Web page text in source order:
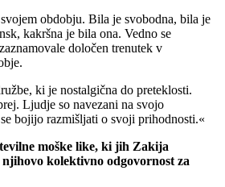
obdobju. Bila je svobodna, bila je
kakršna je bila ona. Vedno se
določen trenutek v
ki je nostalgična do preteklosti.
Ljudje so navezani na svojo
bojijo razmišljati o svoji prihodnosti.«
moške like, ki jih Zakija
kolektivno odgovornost za